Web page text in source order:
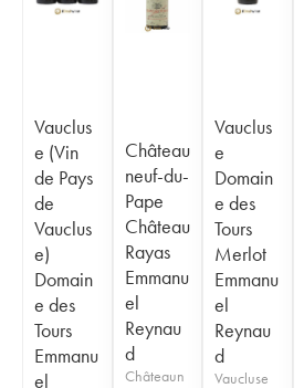
Vauclus
e (Vin
de Pays
de
Vauclus
e)
Domain
e des
Tours
Emmanu
el
Château
neuf-du-
Pape
Château
Rayas
Emmanu
el
Reynau
d
Châteaun
Vauclus
e
Domain
e des
Tours
Merlot
Emmanu
el
Reynau
d
Vaucluse